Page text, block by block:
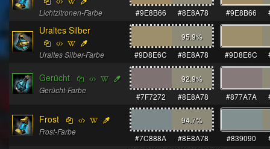
Lichtzitronen-Farbe
#9E8B66
#8E8A78 #9E8B66
Uraltes Silber
Uraltes Silber-Farbe
95.9%
#9D8E6C
#8E8A78 #9D8E6C
Gerücht
Gerücht-Farbe
92.9%
#7F7272
#8E8A78 #877A7A
Frost
Frost-Farbe
94.7%
#7C888A
#8E8A78 #839090